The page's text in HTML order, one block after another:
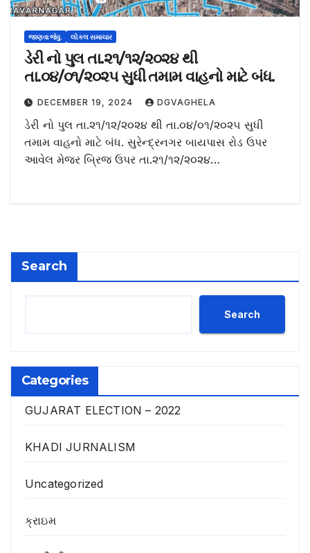
જાણવા જેવુ. લોકલ સમાચાર
ડેરી નો પુલ તા.૨૧/૧૨/૨૦૨૪ થી
તા.૦૪/૦૧/૨૦૨૫ સુધી તમામ વાહનો માટે બંધ.
DECEMBER 19, 2024 DGVAGHELA
ડેરી નો પુલ તા.૨૧/૧૨/૨૦૨૪ થી તા.૦૪/૦૧/૨૦૨૫ સુધી
તમામ વાહનો માટે બંધ. સુરેન્દ્રનગર બાયપાસ રોડ ઉપર
આવેલ મેજર બ્રિજ ઉપર તા.૨૧/૧૨/૨૦૨૪…
Search
Search
Categories
GUJARAT ELECTION – 2022
KHADI JURNALISM
Uncategorized
ક્રાઇમ